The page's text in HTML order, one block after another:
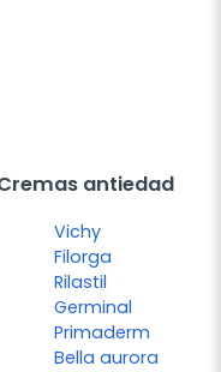
antiedad
Vichy
Filorga
Rilastil
Germinal
Primaderm
Bella aurora